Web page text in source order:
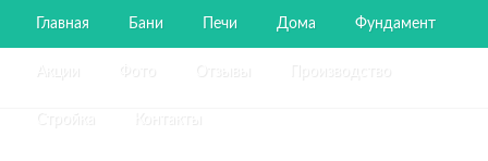
Главная Бани Печи Дома Фундамент